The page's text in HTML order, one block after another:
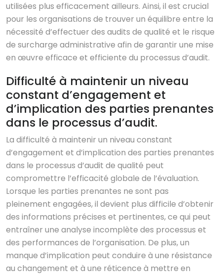
utilisées plus efficacement ailleurs. Ainsi, il est crucial
pour les organisations de trouver un équilibre entre la
nécessité d’effectuer des audits de qualité et le risque
de surcharge administrative afin de garantir une mise
en œuvre efficace et efficiente du processus d’audit.
Difficulté à maintenir un niveau
constant d’engagement et
d’implication des parties prenantes
dans le processus d’audit.
La difficulté à maintenir un niveau constant
d’engagement et d’implication des parties prenantes
dans le processus d’audit de qualité peut
compromettre l’efficacité globale de l’évaluation.
Lorsque les parties prenantes ne sont pas
pleinement engagées, il devient plus difficile d’obtenir
des informations précises et pertinentes, ce qui peut
entraîner une analyse incomplète des processus et
des performances de l’organisation. De plus, un
manque d’implication peut conduire à une résistance
au changement et à une réticence à mettre en